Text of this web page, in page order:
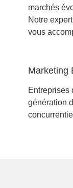
marchés
Notre
vous
Marketing
Entreprises
génération